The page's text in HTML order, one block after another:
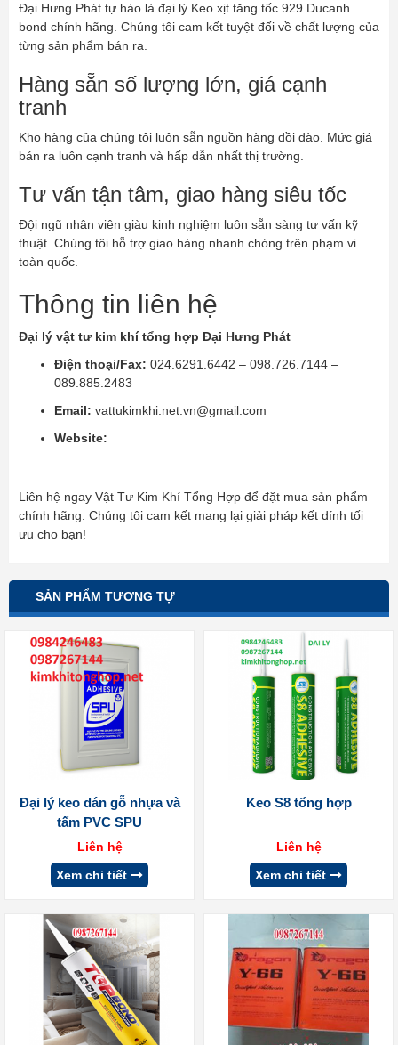
Đại Hưng Phát tự hào là đại lý Keo xịt tăng tốc 929 Ducanh
bond chính hãng. Chúng tôi cam kết tuyệt đối về chất lượng của
từng sản phẩm bán ra.
Hàng sẵn số lượng lớn, giá cạnh
tranh
Kho hàng của chúng tôi luôn sẵn nguồn hàng dồi dào. Mức giá
bán ra luôn cạnh tranh và hấp dẫn nhất thị trường.
Tư vấn tận tâm, giao hàng siêu tốc
Đội ngũ nhân viên giàu kinh nghiệm luôn sẵn sàng tư vấn kỹ
thuật. Chúng tôi hỗ trợ giao hàng nhanh chóng trên phạm vi
toàn quốc.
Thông tin liên hệ
Đại lý vật tư kim khí tổng hợp Đại Hưng Phát
Điện thoại/Fax: 024.6291.6442 – 098.726.7144 –
089.885.2483
Email: vattukimkhi.net.vn@gmail.com
Website:
Liên hệ ngay Vật Tư Kim Khí Tổng Hợp để đặt mua sản phẩm
chính hãng. Chúng tôi cam kết mang lại giải pháp kết dính tối
ưu cho bạn!
SẢN PHẨM TƯƠNG TỰ
Đại lý keo dán gỗ nhựa và
tấm PVC SPU
Liên hệ
Xem chi tiết
Keo S8 tổng hợp
Liên hệ
Xem chi tiết